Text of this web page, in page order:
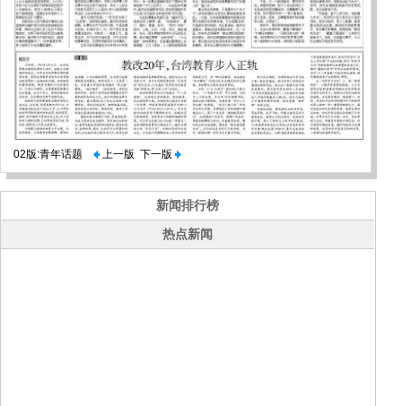
02版:青年话题 上一版 下一版
新闻排行榜
热点新闻